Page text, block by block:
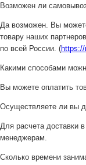
Возможен ли
Да возможен. Вы
товару наших
по всей России. (
Какими способами
Вы можете оплатить
Осуществляете ли вы
Для расчета доставки
менеджерам.
Сколько времени